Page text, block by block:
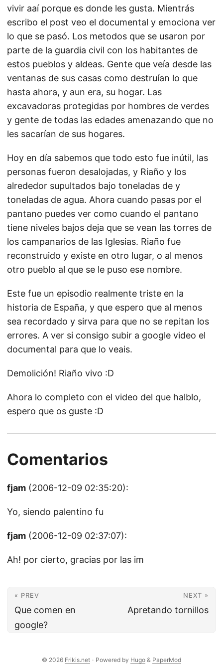
vivir aaí porque es donde les gusta. Mientrás
escribo el post veo el documental y emociona ver
lo que se pasó. Los metodos que se usaron por
parte de la guardia civil con los habitantes de
estos pueblos y aldeas. Gente que veía desde las
ventanas de sus casas como destruían lo que
hasta ahora, y aun era, su hogar. Las
excavadoras protegidas por hombres de verdes
y gente de todas las edades amenazando que no
les sacarían de sus hogares.
Hoy en día sabemos que todo esto fue inútil, las
personas fueron desalojadas, y Riaño y los
alrededor supultados bajo toneladas de y
toneladas de agua. Ahora cuando pasas por el
pantano puedes ver como cuando el pantano
tiene niveles bajos deja que se vean las torres de
los campanarios de las Iglesias. Riaño fue
reconstruido y existe en otro lugar, o al menos
otro pueblo al que se le puso ese nombre.
Este fue un episodio realmente triste en la
historia de España, y que espero que al menos
sea recordado y sirva para que no se repitan los
errores. A ver si consigo subir a google video el
documental para que lo veais.
Demolición! Riaño vivo :D
Ahora lo completo con el video del que halblo,
espero que os guste :D
Comentarios
fjam (2006-12-09 02:35:20):
Yo, siendo palentino fu
fjam (2006-12-09 02:37:07):
Ah! por cierto, gracias por las im
« PREV
Que comen en
google?
NEXT »
Apretando tornillos
© 2026 Frikis.net · Powered by Hugo & PaperMod